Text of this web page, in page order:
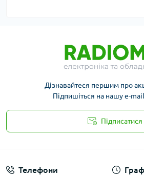
Дізнавайтеся першим про
Підпишіться на нашу e-
Підписатися
Телефони